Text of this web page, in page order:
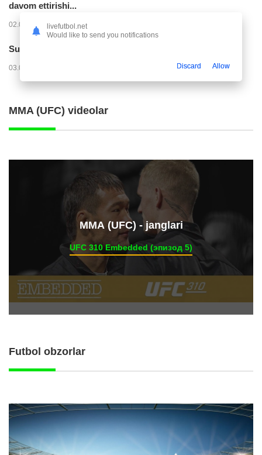
davom ettirishi...
02.08.2026 01:08 3891
Superliga. "Dinamo" – "Neftchi" (matnli...
03.08.2026 20:32
MMA (UFC) videolar
ММА (UFC) - janglari
UFC 310 Embedded (эпизод 5)
Futbol obzorlar
livefutbol.net
Would like to send you notifications
Discard Allow